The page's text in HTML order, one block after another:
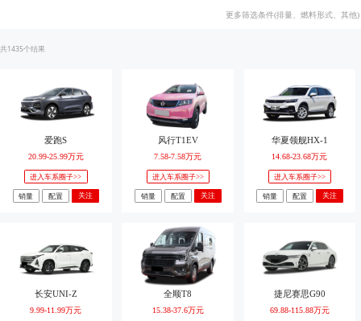
更多筛选条件(排量、燃料形式、其他)
共1435个结果
爱跑S
20.99-25.99万元
进入车系圈子>>
销量 配置 关注
风行T1EV
7.58-7.58万元
进入车系圈子>>
销量 配置 关注
华夏领舰HX-1
14.68-23.68万元
进入车系圈子>>
销量 配置 关注
长安UNI-Z
9.99-11.99万元
全顺T8
15.38-37.6万元
捷尼赛思G90
69.88-115.88万元